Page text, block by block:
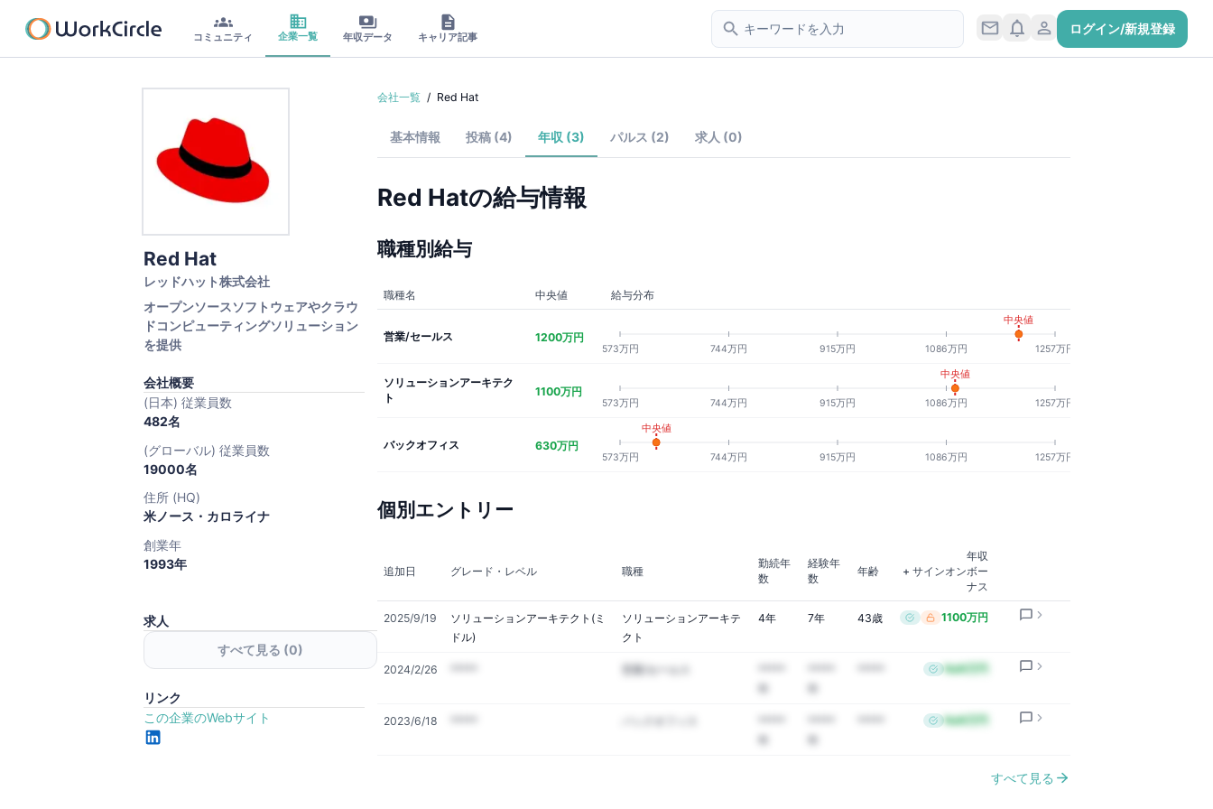
コミュニティ 企業一覧 年収データ キャリア記事
ログイン/新規登録
Red Hat
レッドハット株式会社
オープンソースソフトウェアやクラウ
ドコンピューティングソリューション
を提供
会社概要
(日本) 従業員数
482名
(グローバル) 従業員数
19000名
住所 (HQ)
米ノース・カロライナ
創業年
1993年
求人
すべて見る (0)
リンク
この企業のWebサイト
会社一覧 / Red Hat
基本情報 投稿 (4) 年収 (3) パルス (2) 求人 (0)
Red Hatの給与情報
職種別給与
職種名 中央値 給与分布
営業/セールス 1200万円
中央値
573万円 744万円 915万円 1086万円 1257万円
ソリューションアーキテク
ト
1100万円
中央値
573万円 744万円 915万円 1086万円 1257万円
バックオフィス 630万円
中央値
573万円 744万円 915万円 1086万円 1257万円
個別エントリー
追加日 グレード・レベル 職種
勤続年
数
経験年
数
年齢
年収
+ サインオンボー
ナス
2025/9/19
ソリューションアーキテクト(ミ
ドル)
ソリューションアーキテ
クト
4年 7年 43歳 1100万円
2024/2/26 NaN万円
2023/6/18 NaN万円
すべて見る